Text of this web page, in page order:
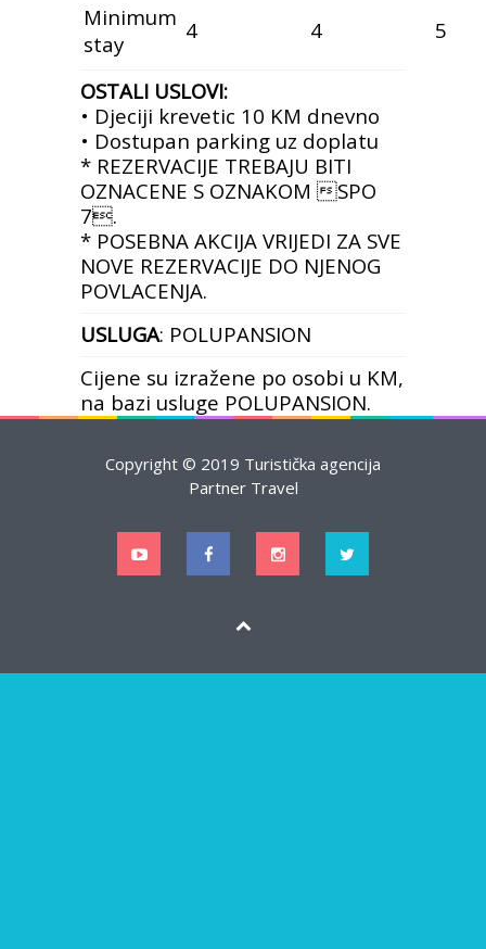
Minimum
stay
4 4 5
OSTALI USLOVI:
• Djeciji krevetic 10 KM dnevno
• Dostupan parking uz doplatu
* REZERVACIJE TREBAJU BITI
OZNACENE S OZNAKOM SPO
7.
* POSEBNA AKCIJA VRIJEDI ZA SVE
NOVE REZERVACIJE DO NJENOG
POVLACENJA.
USLUGA: POLUPANSION
Cijene su izražene po osobi u KM,
na bazi usluge POLUPANSION.
Copyright © 2019 Turistička agencija
Partner Travel